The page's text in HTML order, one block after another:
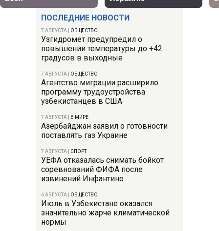
ПОСЛЕДНИЕ НОВОСТИ
7 АВГУСТА ОБЩЕСТВО
Узгидромет предупредил о
повышении температуры до +42
градусов в выходные
7 АВГУСТА ОБЩЕСТВО
Агентство миграции расширило
программу трудоустройства
узбекистанцев в США
7 АВГУСТА В МИРЕ
Азербайджан заявил о готовности
поставлять газ Украине
7 АВГУСТА СПОРТ
УЕФА отказалась снимать бойкот
соревнований ФИФА после
извинений Инфантино
6 АВГУСТА ОБЩЕСТВО
Июль в Узбекистане оказался
значительно жарче климатической
нормы